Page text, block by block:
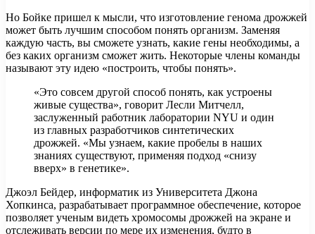
Но Бойке пришел к мысли, что изготовление генома дрожжей
может быть лучшим способом понять организм. Заменяя
каждую часть, вы сможете узнать, какие гены необходимы, а
без каких организм сможет жить. Некоторые члены команды
называют эту идею «построить, чтобы понять».
«Это совсем другой способ понять, как устроены
живые существа», говорит Лесли Митчелл,
заслуженный работник лаборатории NYU и один
из главных разработчиков синтетических
дрожжей. «Мы узнаем, какие пробелы в наших
знаниях существуют, применяя подход «снизу
вверх» в генетике».
Джоэл Бейдер, информатик из Университета Джона
Хопкинса, разрабатывает программное обеспечение, которое
позволяет ученым видеть хромосомы дрожжей на экране и
отслеживать версии по мере их изменения, будто в